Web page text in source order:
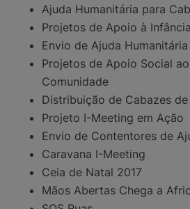
Ajuda Humanitária para
Projetos de Apoio à Infância
Envio de Ajuda
Projetos de Apoio Social
Comunidade
Distribuição de Cabazes
Projeto I-Meeting em Ação
Envio de Contentores de
Caravana I-Meeting
Ceia de Natal 2017
Mãos Abertas Chega a